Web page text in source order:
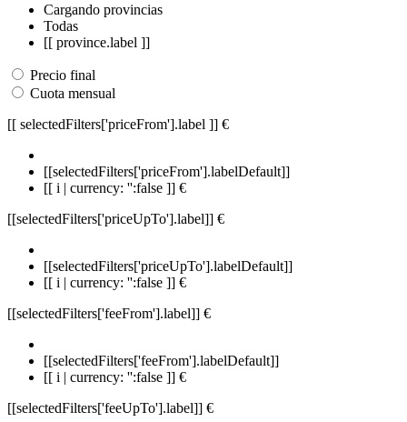
Cargando provincias
Todas
[[ province.label ]]
Precio final
Cuota mensual
[[ selectedFilters['priceFrom'].label ]] €
[[selectedFilters['priceFrom'].labelDefault]]
[[ i | currency: '':false ]] €
[[selectedFilters['priceUpTo'].label]] €
[[selectedFilters['priceUpTo'].labelDefault]]
[[ i | currency: '':false ]] €
[[selectedFilters['feeFrom'].label]] €
[[selectedFilters['feeFrom'].labelDefault]]
[[ i | currency: '':false ]] €
[[selectedFilters['feeUpTo'].label]] €